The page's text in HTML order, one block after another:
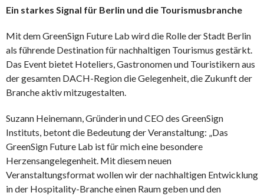
Ein starkes Signal für Berlin und die Tourismusbranche
Mit dem GreenSign Future Lab wird die Rolle der Stadt Berlin
als führende Destination für nachhaltigen Tourismus gestärkt.
Das Event bietet Hoteliers, Gastronomen und Touristikern aus
der gesamten DACH-Region die Gelegenheit, die Zukunft der
Branche aktiv mitzugestalten.
Suzann Heinemann, Gründerin und CEO des GreenSign
Instituts, betont die Bedeutung der Veranstaltung: „Das
GreenSign Future Lab ist für mich eine besondere
Herzensangelegenheit. Mit diesem neuen
Veranstaltungsformat wollen wir der nachhaltigen Entwicklung
in der Hospitality-Branche einen Raum geben und den